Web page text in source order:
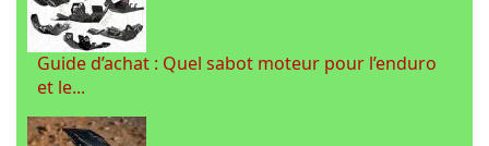
Guide d’achat : Quel sabot moteur pour l’enduro
et le...